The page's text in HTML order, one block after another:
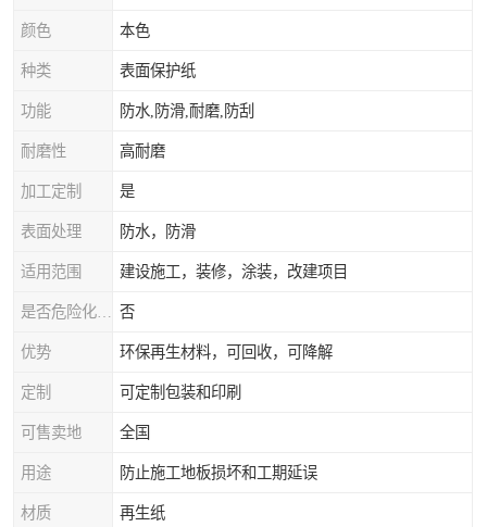
颜色 本色
种类 表面保护纸
功能 防水,防滑,耐磨,防刮
耐磨性 高耐磨
加工定制 是
表面处理 防水，防滑
适用范围 建设施工，装修，涂装，改建项目
否
优势 环保再生材料，可回收，可降解
定制 可定制包装和印刷
可售卖地 全国
用途 防止施工地板损坏和工期延误
材质 再生纸